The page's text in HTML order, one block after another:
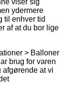
ydermere
til enhver tid
af at du bor lige
> Balloner
brug for varen
afgørende at vi